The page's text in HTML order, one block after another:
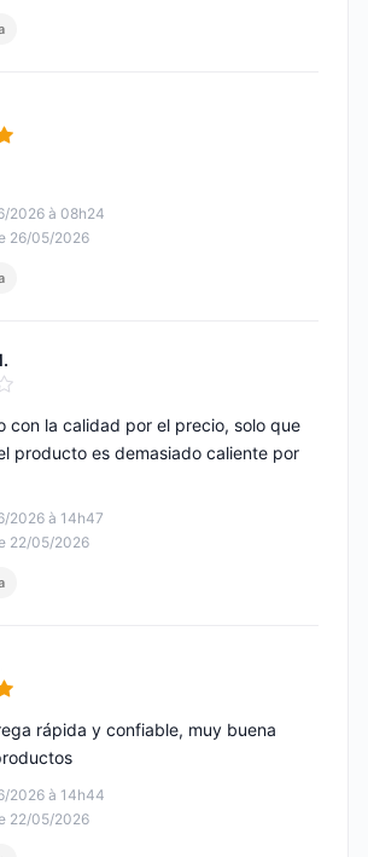
5
2026 à 08h24
26/05/2026
5
2026 à 14h47
22/05/2026
con la calidad por el precio, solo que
producto es demasiado caliente por
5
2026 à 14h44
22/05/2026
rápida y confiable, muy buena